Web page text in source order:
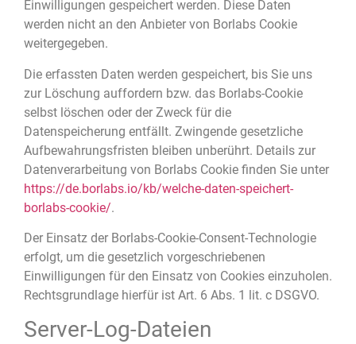
Einwilligungen gespeichert werden. Diese Daten
werden nicht an den Anbieter von Borlabs Cookie
weitergegeben.
Die erfassten Daten werden gespeichert, bis Sie uns
zur Löschung auffordern bzw. das Borlabs-Cookie
selbst löschen oder der Zweck für die
Datenspeicherung entfällt. Zwingende gesetzliche
Aufbewahrungsfristen bleiben unberührt. Details zur
Datenverarbeitung von Borlabs Cookie finden Sie unter
https://de.borlabs.io/kb/welche-daten-speichert-
borlabs-cookie/.
Der Einsatz der Borlabs-Cookie-Consent-Technologie
erfolgt, um die gesetzlich vorgeschriebenen
Einwilligungen für den Einsatz von Cookies einzuholen.
Rechtsgrundlage hierfür ist Art. 6 Abs. 1 lit. c DSGVO.
Server-Log-Dateien